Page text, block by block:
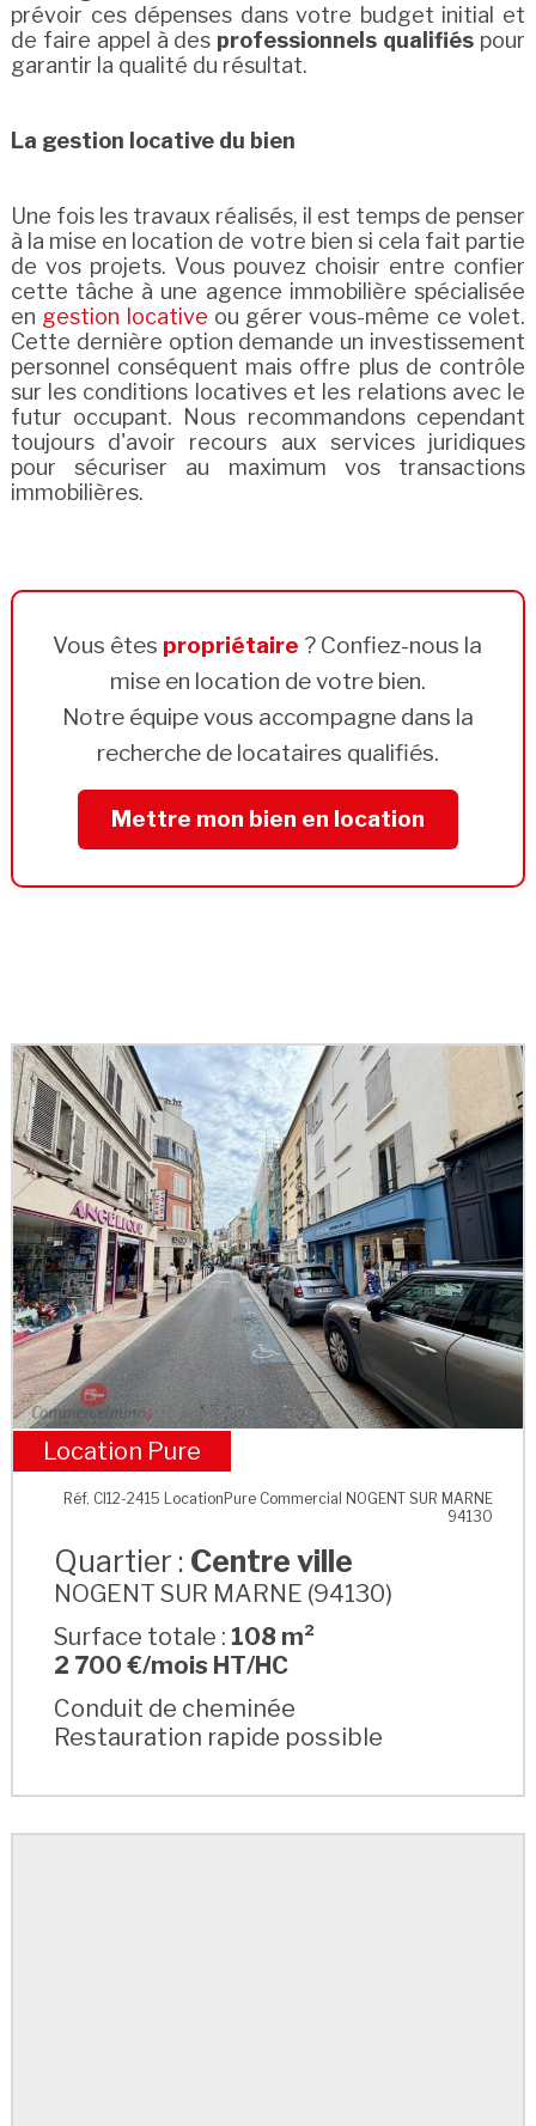
prévoir ces dépenses dans votre budget initial et
de faire appel à des professionnels qualifiés pour
garantir la qualité du résultat.
La gestion locative du bien
Une fois les travaux réalisés, il est temps de penser
à la mise en location de votre bien si cela fait partie
de vos projets. Vous pouvez choisir entre confier
cette tâche à une agence immobilière spécialisée
en gestion locative ou gérer vous-même ce volet.
Cette dernière option demande un investissement
personnel conséquent mais offre plus de contrôle
sur les conditions locatives et les relations avec le
futur occupant. Nous recommandons cependant
toujours d'avoir recours aux services juridiques
pour sécuriser au maximum vos transactions
immobilières.
Vous êtes propriétaire ? Confiez-nous la
mise en location de votre bien.
Notre équipe vous accompagne dans la
recherche de locataires qualifiés.
Mettre mon bien en location
Centre ville
Location Pure
Réf. CI12-2415 LocationPure Commercial NOGENT SUR MARNE
94130
Quartier : Centre ville
NOGENT SUR MARNE (94130)
Surface totale : 108 m²
2 700 €/mois HT/HC
Conduit de cheminée
Restauration rapide possible